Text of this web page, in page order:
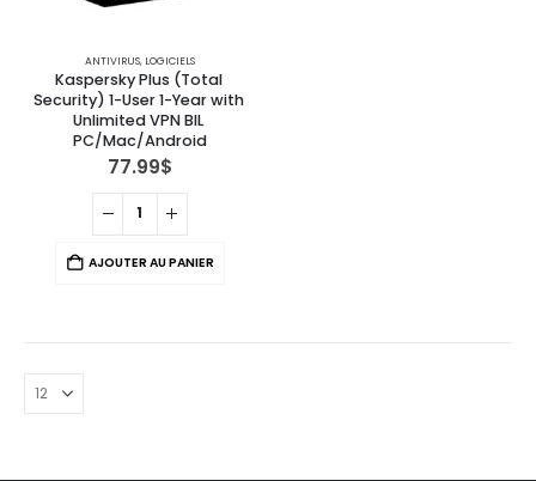
ANTIVIRUS, LOGICIELS
Kaspersky Plus (Total
Security) 1-User 1-Year with
Unlimited VPN BIL
PC/Mac/Android
77.99$
AJOUTER AU PANIER